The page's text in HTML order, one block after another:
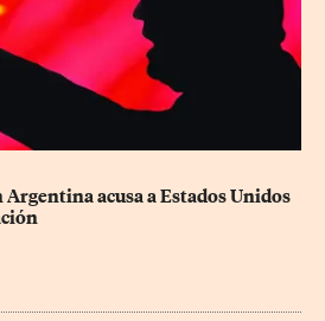
Argentina acusa a Estados Unidos